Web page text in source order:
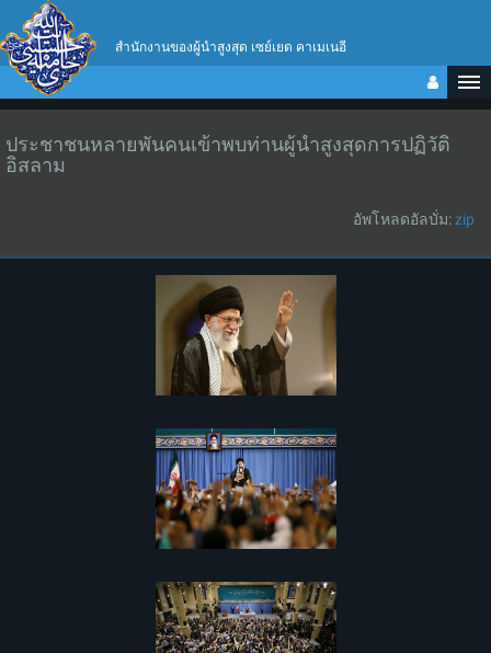
สำนักงานของผู้นำสูงสุด เซย์เยด คาเมเนอี
ประชาชนหลายพันคนเข้าพบท่านผู้นำสูงสุดการปฏิวัติ
อิสลาม
อัพโหลดอัลบั่ม:zip